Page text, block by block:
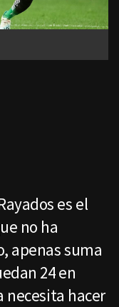
es el
no ha
apenas suma
24 en
necesita hacer